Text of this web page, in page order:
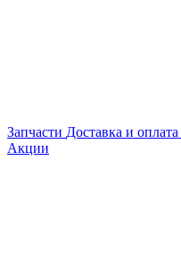
Запчасти Доставка и оплата
Акции